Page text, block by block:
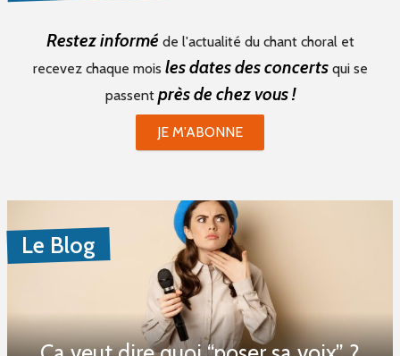
Restez informé de l'actualité du chant choral et
recevez chaque mois les dates des concertsqui se
passent près de chez vous !
JE M'ABONNE
Le Blog